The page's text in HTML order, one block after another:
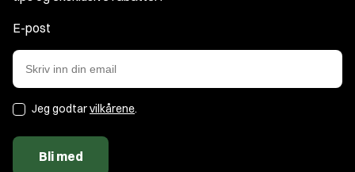
E-post
Jeg godtarvilkårene.
Bli med